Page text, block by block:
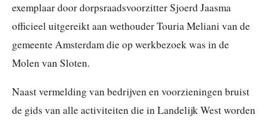
exemplaar door dorpsraadsvoorzitter Sjoerd Jaasma
officieel uitgereikt aan wethouder Touria Meliani van de
gemeente Amsterdam die op werkbezoek was in de
Molen van Sloten.
Naast vermelding van bedrijven en voorzieningen bruist
de gids van alle activiteiten die in Landelijk West worden